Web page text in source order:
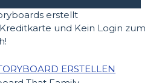
erstellt
und Kein Login zum
ERSTELLEN